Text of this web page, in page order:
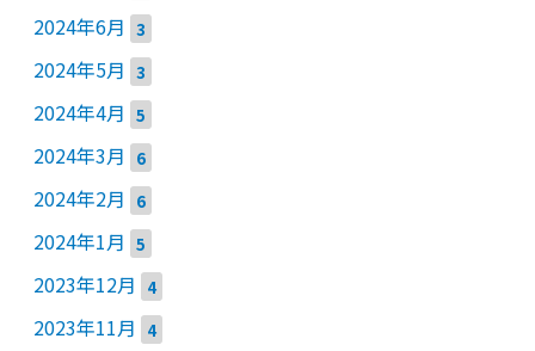
2024年6月 3
2024年5月 3
2024年4月 5
2024年3月 6
2024年2月 6
2024年1月 5
2023年12月 4
2023年11月 4